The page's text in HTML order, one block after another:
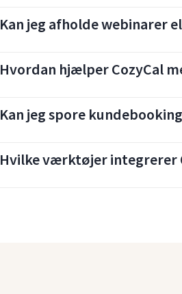
Kan jeg afholde webinarer
Hvordan hjælper CozyCal
Kan jeg spore
Hvilke værktøjer integrerer